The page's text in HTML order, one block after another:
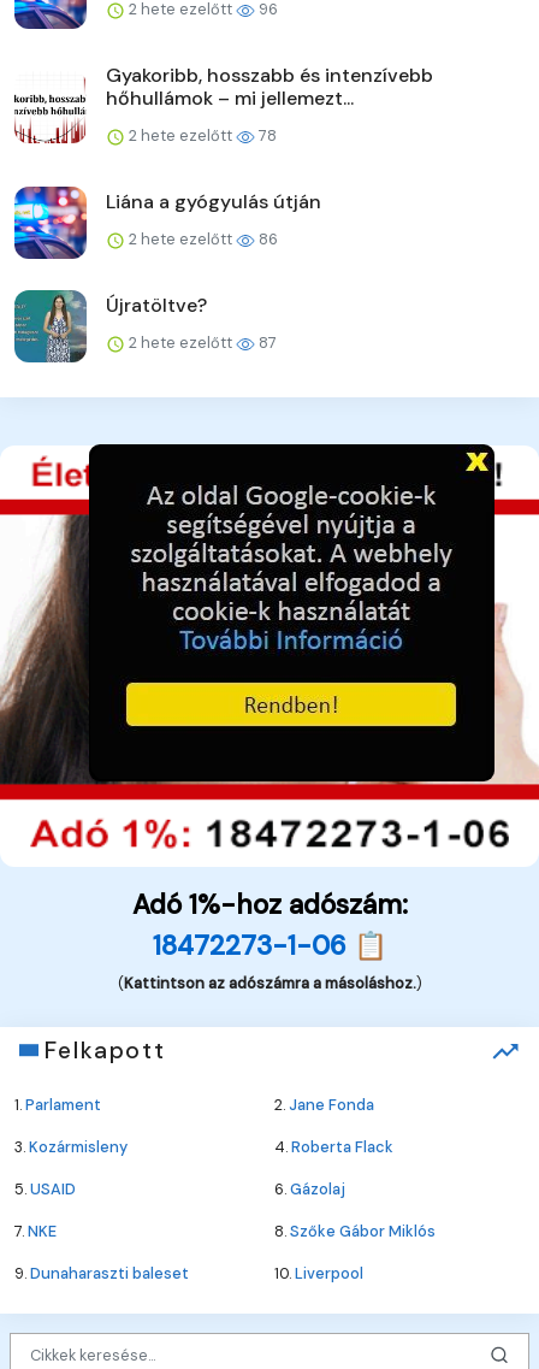
2 hete ezelőtt 96
Gyakoribb, hosszabb és intenzívebb
hőhullámok – mi jellemezt...
2 hete ezelőtt 78
Liána a gyógyulás útján
2 hete ezelőtt 86
Újratöltve?
2 hete ezelőtt 87
Adó 1%-hoz adószám:
18472273-1-06 📋
(Kattintson az adószámra a másoláshoz.)
Felkapott
1.Parlament 2.Jane Fonda
3.Kozármisleny 4.Roberta Flack
5.USAID 6.Gázolaj
7.NKE 8.Szőke Gábor Miklós
9.Dunaharaszti baleset 10.Liverpool